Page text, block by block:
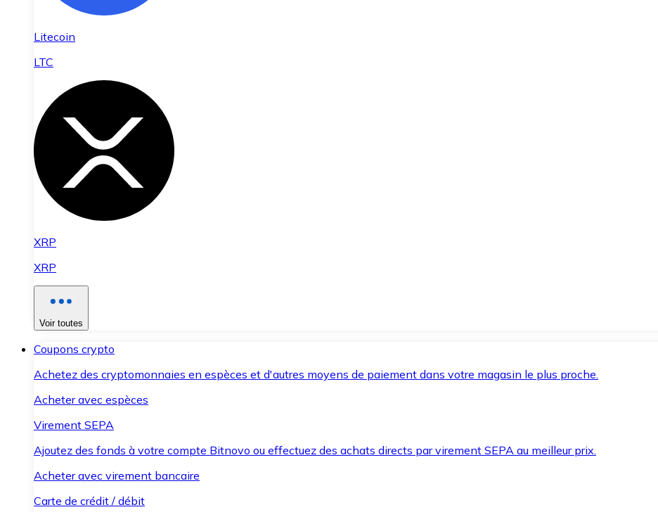
Litecoin
LTC
XRP
XRP
Voir toutes
Coupons crypto
Achetez des cryptomonnaies en espèces et d'autres moyens de paiement dans votre magasin le plus proche.
Acheter avec espèces
Virement SEPA
Ajoutez des fonds à votre compte Bitnovo ou effectuez des achats directs par virement SEPA au meilleur prix.
Acheter avec virement bancaire
Carte de crédit / débit